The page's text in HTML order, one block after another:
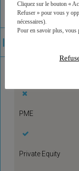
Immobilier – SCPI,
PME
Private Equity
Cliquez sur le bouton «
Refuser » pour vous y
nécessaires).
Pour en savoir plus, vous